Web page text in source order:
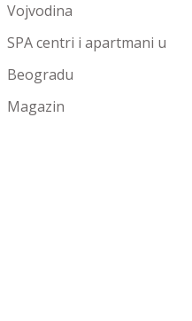
Vojvodina
SPA centri i apartmani u
Beogradu
Magazin